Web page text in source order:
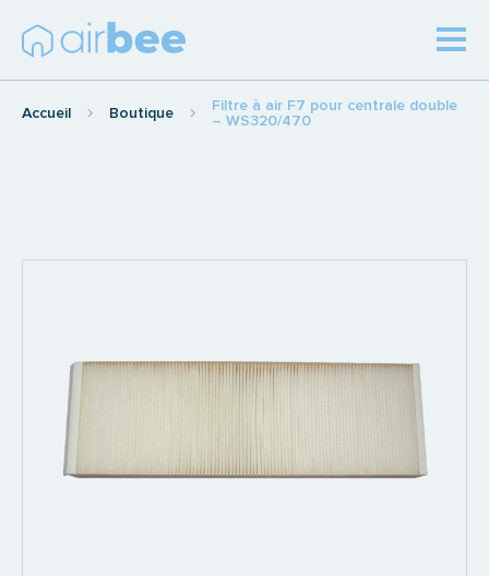
Accueil Boutique
Filtre à air F7 pour centrale double
– WS320/470